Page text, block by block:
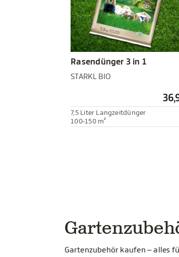
Rasendünger 3 in 1
STARKL BIO
7,5 Liter Langzeitdünger
100-150 m²
Gartenzubehör kaufen – alles